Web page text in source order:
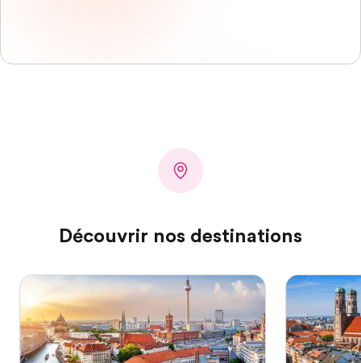
Découvrir nos destinations